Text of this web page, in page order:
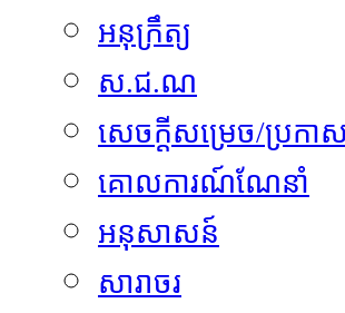
អនុក្រឹត្យ
ស.ជ.ណ
សេចក្តីសម្រេច/ប្រកាស
គោលការណ៍ណែនាំ
អនុសាសន៍
សារាចរ